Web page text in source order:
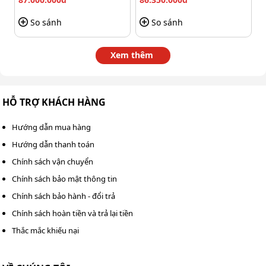
mức ẩm mong muốn.
Kosmen KM-60S xử lý ẩm nhanh nhưng vẫn tiết kiệm
So sánh
So sánh
Xem thêm
HỖ TRỢ KHÁCH HÀNG
Hướng dẫn mua hàng
Hướng dẫn thanh toán
Chính sách vận chuyển
Chính sách bảo mật thông tin
Chính sách bảo hành - đổi trả
Chính sách hoàn tiền và trả lại tiền
Thắc mắc khiếu nại